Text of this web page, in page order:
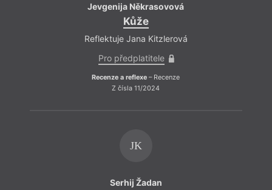
Jevgenija Někrasovová
Kůže
Reflektuje Jana Kitzlerová
Pro předplatitele
Recenze a reflexe – Recenze
Z čísla 11/2024
JK
Serhij Žadan